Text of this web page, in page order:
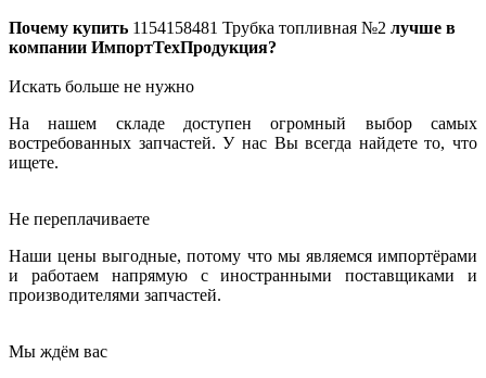
Почему купить 1154158481 Трубка топливная №2 лучше в
компании ИмпортТехПродукция?
Искать больше не нужно
На нашем складе доступен огромный выбор самых
востребованных запчастей. У нас Вы всегда найдете то, что
ищете.
Не переплачиваете
Наши цены выгодные, потому что мы являемся импортёрами
и работаем напрямую с иностранными поставщиками и
производителями запчастей.
Мы ждём вас